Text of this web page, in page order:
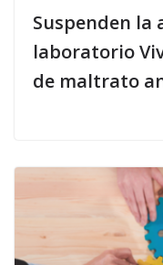
Suspenden la
laboratorio
de maltrato